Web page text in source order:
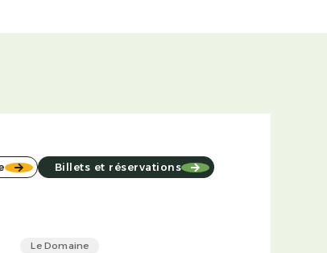
Billets et réservations
Le Domaine